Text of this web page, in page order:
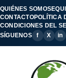
QUIÉNES SOMOS
CONTACTOPOLÍTICA
CONDICIONES DEL
SÍGUENOS
f X in